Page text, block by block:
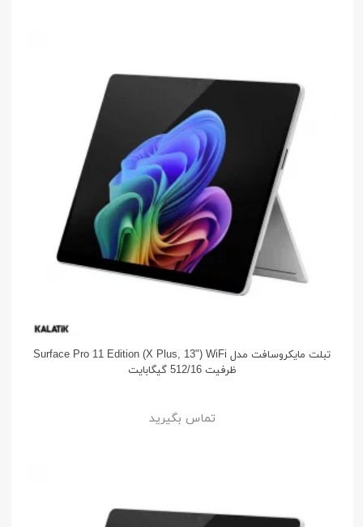
تبلت مایکروسافت مدل Surface Pro 11 Edition (X Plus, 13") WiFi
ظرفیت 512/16 گیگابایت
تماس بگیرید